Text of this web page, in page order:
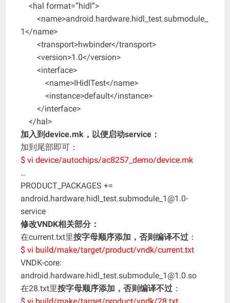
<hal format=”hidl”>
<name>android.hardware.hidl_test.submodule_
1</name>
<transport>hwbinder</transport>
<version>1.0</version>
<interface>
<name>IHidlTest</name>
<instance>default</instance>
</interface>
</hal>
加入到device.mk，以便启动service：
加到尾部即可：
$ vi device/autochips/ac8257_demo/device.mk
…
PRODUCT_PACKAGES +=
android.hardware.hidl_test.submodule_1@1.0-
service
修改VNDK相关部分：
在current.txt里按字母顺序添加，否则编译不过 ：
$ vi build/make/target/product/vndk/current.txt
VNDK-core:
android.hardware.hidl_test.submodule_1@1.0.so
在28.txt里按字母顺序添加，否则编译不过 ：